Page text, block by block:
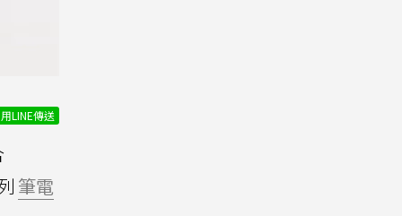
用LINE傳送
筆電